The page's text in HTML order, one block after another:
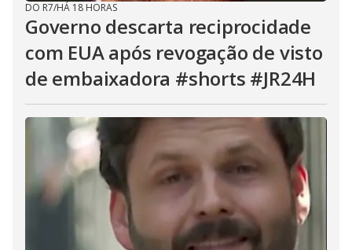
DO R7/HÁ 18 HORAS
Governo descarta reciprocidade
com EUA após revogação de visto
de embaixadora #shorts #JR24H